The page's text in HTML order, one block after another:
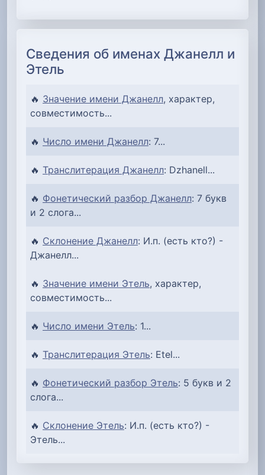
Сведения об именах Джанелл и
Этель
🔥 Значение имени Джанелл, характер,
совместимость...
🔥 Число имени Джанелл: 7...
🔥 Транслитерация Джанелл: Dzhanell...
🔥 Фонетический разбор Джанелл: 7 букв
и 2 слога...
🔥 Склонение Джанелл: И.п. (есть кто?) -
Джанелл...
🔥 Значение имени Этель, характер,
совместимость...
🔥 Число имени Этель: 1...
🔥 Транслитерация Этель: Etel...
🔥 Фонетический разбор Этель: 5 букв и 2
слога...
🔥 Склонение Этель: И.п. (есть кто?) -
Этель...